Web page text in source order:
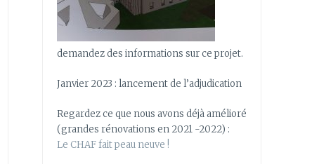
demandez des informations sur ce projet.
Janvier 2023 : lancement de l’adjudication
Regardez ce que nous avons déjà amélioré
(grandes rénovations en 2021 -2022) :
Le CHAF fait peau neuve !